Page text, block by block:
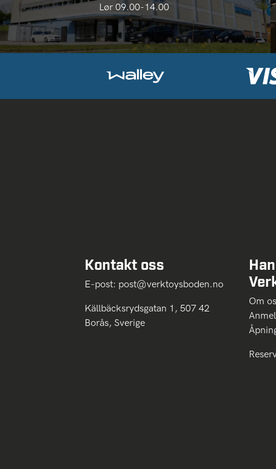
Lør 09.00-14.00
Kontakt oss
E-post: post@verktoysboden.no
Källbäcksrydsgatan 1, 507 42
Borås, Sverige
Om